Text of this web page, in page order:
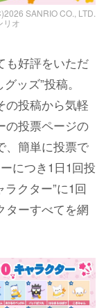
SANRIO CO., LTD.
リオ
も好評をいただ
ッズ”投稿。
の投稿から気軽
の投票ページの
、簡単に投票で
につき1日1回投
クター”に1回
ターすべてを網